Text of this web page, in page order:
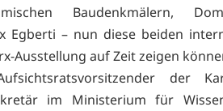
Baudenkmälern,
Egberti – nun diese beiden
Ausstellung auf Zeit zeigen
der
im Ministerium für